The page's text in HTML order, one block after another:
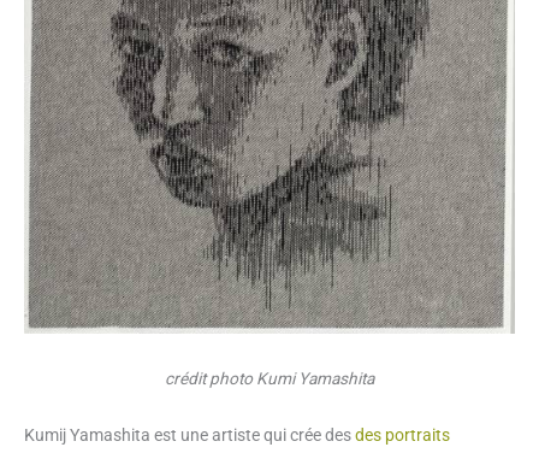
crédit photo Kumi Yamashita
Kumij Yamashita est une artiste qui crée desdes portraits